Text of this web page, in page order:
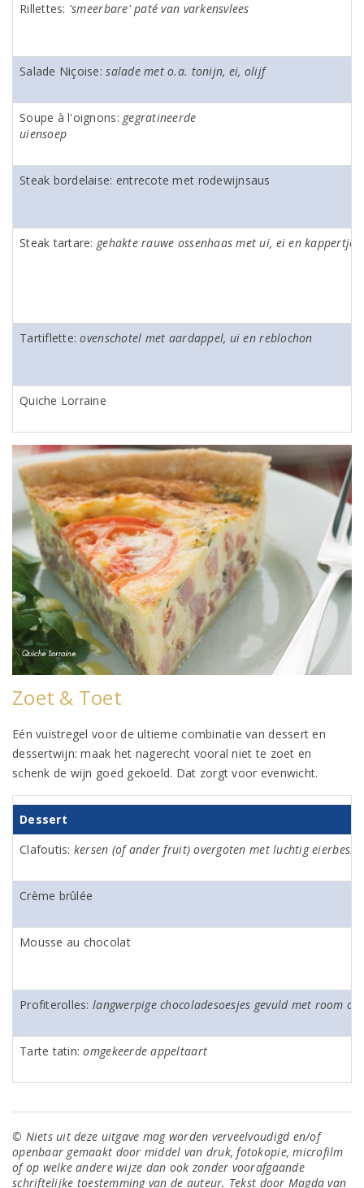
Rillettes: 'smeerbare' paté van varkensvlees
Salade Niçoise:salade met o.a. tonijn, ei, olijf
Soupe à l'oignons: gegratineerde
uiensoep
Steak bordelaise: entrecote met rodewijnsaus
Steak tartare: gehakte rauwe ossenhaas met ui, ei en kappertjes
Tartiflette:ovenschotel met aardappel, ui en reblochon
Quiche Lorraine
Zoet & Toet
Eén vuistregel voor de ultieme combinatie van dessert en
dessertwijn: maak het nagerecht vooral niet te zoet en
schenk de wijn goed gekoeld. Dat zorgt voor evenwicht.
Dessert
Clafoutis: kersen (of ander fruit) overgoten met luchtig
Crème brûlée
Mousse au chocolat
Profiterolles: langwerpige chocoladesoesjes gevuld met room of
Tarte tatin:omgekeerde appeltaart
© Niets uit deze uitgave mag worden verveelvoudigd en/of
openbaar gemaakt door middel van druk, fotokopie, microfilm
of op welke andere wijze dan ook zonder voorafgaande
schriftelijke toestemming van de auteur. Tekst door Magda van